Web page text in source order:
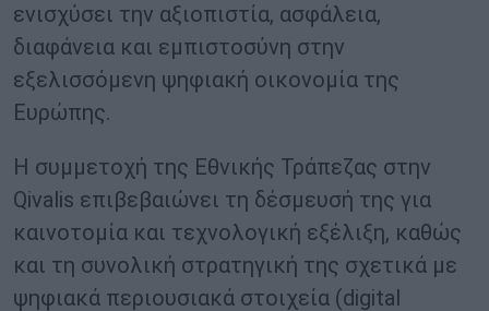
ενισχύσει την αξιοπιστία, ασφάλεια,
διαφάνεια και εμπιστοσύνη στην
εξελισσόμενη ψηφιακή οικονομία της
Ευρώπης.
Η συμμετοχή της Εθνικής Τράπεζας στην
Qivalis επιβεβαιώνει τη δέσμευσή της για
καινοτομία και τεχνολογική εξέλιξη, καθώς
και τη συνολική στρατηγική της σχετικά με
ψηφιακά περιουσιακά στοιχεία (digital